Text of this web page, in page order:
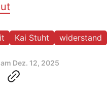
Kai Stuht widerstand
Dez. 12, 2025